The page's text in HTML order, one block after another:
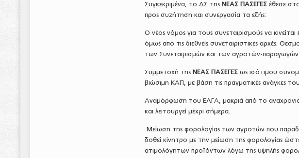
Συγκεκριμένα, το ΔΣ της ΝΕΑΣ ΠΑΣΕΓΕΣ έθεσε
προς συζήτηση και συνεργασία τα εξής:
Ο νέος νόμος για τους συνεταιρισμούς να
όμως από τις διεθνείς συνεταιριστικές αρχές.
των Συνεταιρισμών και των αγροτών-
Συμμετοχή της ΝΕΑΣ ΠΑΣΕΓΕΣ ως ισότιμου
βιώσιμη ΚΑΠ, με βάση τις πραγματικές ανάγκες
Αναμόρφωση του ΕΛΓΑ, μακριά από το
και λειτουργεί μέχρι σήμερα.
Μείωση της φορολογίας των αγροτών που
δοθεί κίνητρο με την μείωση της φορολογίας
ατιμολόγητων προϊόντων λόγω της υψηλής